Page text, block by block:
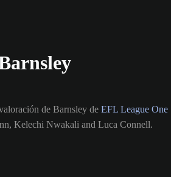
de Barnsley de EFL League One
Kelechi Nwakali and Luca Connell.